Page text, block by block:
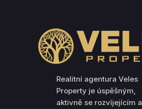
Realitní agentura Veles
Property je úspěšným,
aktivně se rozvíjejícím a